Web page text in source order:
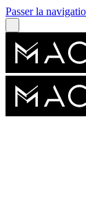
Passer la